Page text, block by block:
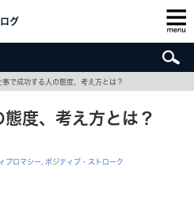
グ
で成功する人の態度、考え方とは？
度、考え方とは？
プロマシー ,ポジティブ・ストローク